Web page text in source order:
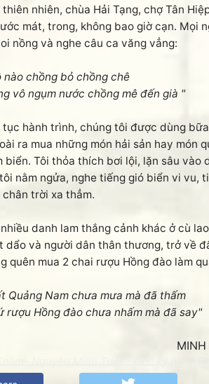
thiên nhiên, chùa Hải Tạng, chợ Tân
mát, trong, không bao giờ cạn. Mọi
nồng và nghe câu ca văng vẳng:
nào chồng bỏ chồng chê
ngụm nước chồng mê đến già "
hành trình, chúng tôi được dùng
ra mua những món hải sản hay món
biển. Tôi thỏa thích bơi lội, lặn sâu vào
nằm ngửa, nghe tiếng gió biển vi vu,
trời xa thẳm.
danh lam thắng cảnh khác ở cù
dẩo và người dân thân thương, trở về
quên mua 2 chai rượu Hồng đào làm
Quảng Nam chưa mưa mà đã thấm
Hồng đào chưa nhấm mà đã say"
MINH